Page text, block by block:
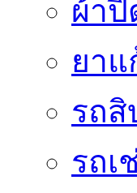
ผ้า
ยาแ
รถสิ
รถเ